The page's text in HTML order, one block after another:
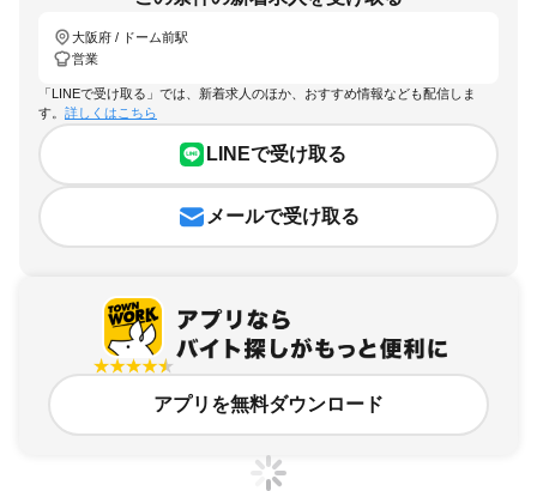
大阪府 / ドーム前駅
営業
「LINEで受け取る」では、新着求人のほか、おすすめ情報なども配信しま
す。 詳しくはこちら
LINEで受け取る
メールで受け取る
アプリを無料ダウンロード